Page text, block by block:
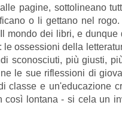
pagine, sottolineano
o li gettano nel
mondo dei libri, e
ossessioni della
sconosciuti, più giusti,
le sue riflessioni di
classe e un'educazione
lontana - si cela un